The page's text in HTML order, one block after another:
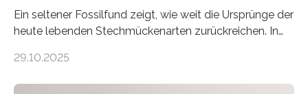
Ein seltener Fossilfund zeigt, wie weit die Ursprünge der
heute lebenden Stechmückenarten zurückreichen. In
Forschende die bisher älteste bekannte Stechmücken-
29.10.2025